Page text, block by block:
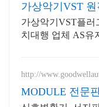
가상악기VST
상악기플러그인
가상악기VST플러
치대행 업체 AS유
수 보장/24시간 상
http://
MODULE 전문